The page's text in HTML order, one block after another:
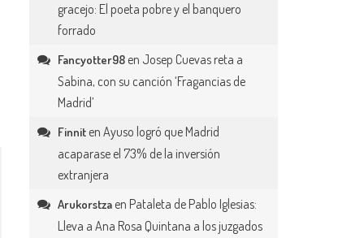
gracejo: El poeta pobre y el banquero
forrado
Fancyotter98 en Josep Cuevas reta a
Sabina, con su canción ‘Fragancias de
Madrid’
Finnit enAyuso logró que Madrid
acaparase el 73% de la inversión
extranjera
Arukorstza en Pataleta de Pablo Iglesias:
Lleva a Ana Rosa Quintana a los juzgados